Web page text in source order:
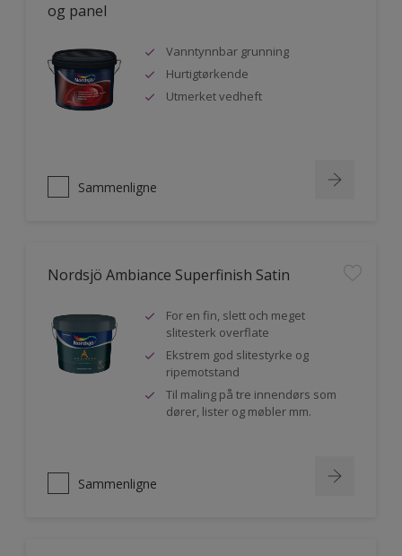
og panel
Vanntynnbar grunning
Hurtigtørkende
Utmerket vedheft
Sammenligne
Nordsjö Ambiance Superfinish Satin
For en fin, slett och meget
slitesterk overflate
Ekstrem god slitestyrke og
ripemotstand
Til maling på tre innendørs som
dører, lister og møbler mm.
Sammenligne